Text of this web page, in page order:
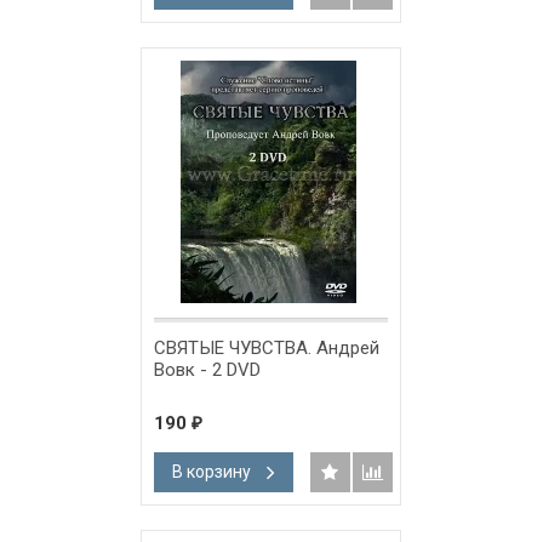
СВЯТЫЕ ЧУВСТВА. Андрей
Вовк - 2 DVD
190 ₽
В корзину